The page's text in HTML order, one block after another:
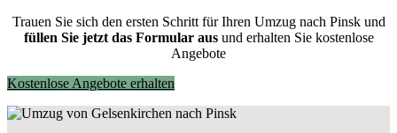
Trauen Sie sich den ersten Schritt für Ihren Umzug nach Pinsk und
füllen Sie jetzt das Formular ausund erhalten Sie kostenlose
Angebote
Kostenlose Angebote erhalten